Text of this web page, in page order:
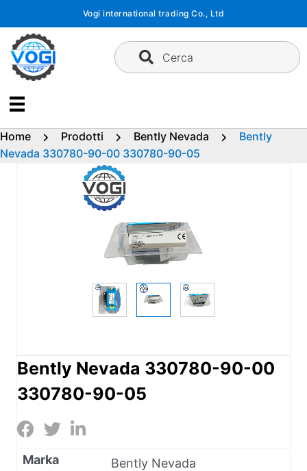
contenuto
Vogi international trading Co., Ltd
Cerca
Home Prodotti Bently Nevada
Bently
Nevada 330780-90-00 330780-90-05
Bently Nevada 330780-90-00
330780-90-05
Marka
Bently Nevada